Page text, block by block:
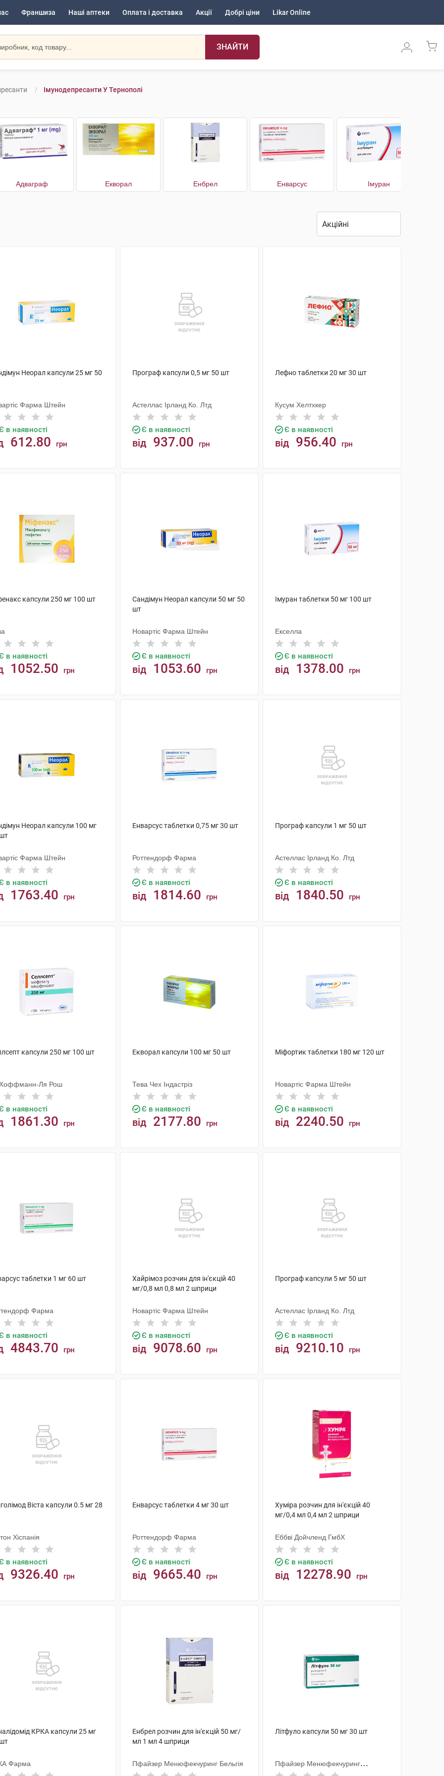
Франшиза Наші аптеки Оплата і доставка Акції Добрі ціни Likar Online
ЗНАЙТИ
Імунодепресанти У Тернополі
Адваграф Екворал Енбрел Енварсус Імуран
Неорал капсули 25 мг 50
Фарма Штейн
в наявності
612.80 грн
Програф капсули 0,5 мг 50 шт
Астеллас Ірланд Ко. Лтд
Є в наявності
від 937.00 грн
Лефно таблетки 20 мг 30 шт
Кусум Хелтхкер
Є в наявності
від 956.40 грн
капсули 250 мг 100 шт
в наявності
1052.50 грн
Сандімун Неорал капсули 50 мг 50
шт
Новартіс Фарма Штейн
Є в наявності
від 1053.60 грн
Імуран таблетки 50 мг 100 шт
Екселла
Є в наявності
від 1378.00 грн
Неорал капсули 100 мг
Фарма Штейн
в наявності
1763.40 грн
Енварсус таблетки 0,75 мг 30 шт
Роттендорф Фарма
Є в наявності
від 1814.60 грн
Програф капсули 1 мг 50 шт
Астеллас Ірланд Ко. Лтд
Є в наявності
від 1840.50 грн
капсули 250 мг 100 шт
Ля Рош
в наявності
1861.30 грн
Екворал капсули 100 мг 50 шт
Тева Чех Індастріз
Є в наявності
від 2177.80 грн
Міфортик таблетки 180 мг 120 шт
Новартіс Фарма Штейн
Є в наявності
від 2240.50 грн
таблетки 1 мг 60 шт
Фарма
в наявності
4843.70 грн
Хайрімоз розчин для ін'єкцій 40
мг/0,8 мл 0,8 мл 2 шприци
Новартіс Фарма Штейн
Є в наявності
від 9078.60 грн
Програф капсули 5 мг 50 шт
Астеллас Ірланд Ко. Лтд
Є в наявності
від 9210.10 грн
Віста капсули 0.5 мг 28
Хіспанія
в наявності
9326.40 грн
Енварсус таблетки 4 мг 30 шт
Роттендорф Фарма
Є в наявності
від 9665.40 грн
Хуміра розчин для ін'єкцій 40
мг/0,4 мл 0,4 мл 2 шприци
Еббві Дойчленд ГмбХ
Є в наявності
від 12278.90 грн
КРКА капсули 25 мг
Фарма
Енбрел розчин для ін'єкцій 50 мг/
мл 1 мл 4 шприци
Пфайзер Менюфекчуринг Бельгія
Літфуло капсули 50 мг 30 шт
Пфайзер Менюфекчуринг
Дойчленд